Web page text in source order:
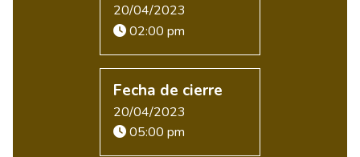
20/04/2023
02:00 pm
Fecha de cierre
20/04/2023
05:00 pm